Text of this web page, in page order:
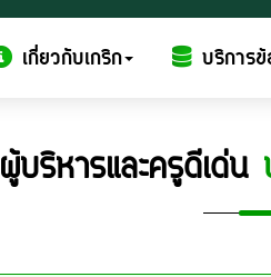
เกี่ยวกับเกริก บริการ
ผู้บริหารและครูดีเด่น